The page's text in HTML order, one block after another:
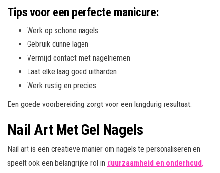
Tips voor een perfecte manicure:
Werk op schone nagels
Gebruik dunne lagen
Vermijd contact met nagelriemen
Laat elke laag goed uitharden
Werk rustig en precies
Een goede voorbereiding zorgt voor een langdurig resultaat.
Nail Art Met Gel Nagels
Nail art is een creatieve manier om nagels te personaliseren en
speelt ook een belangrijke rol in duurzaamheid en onderhoud,